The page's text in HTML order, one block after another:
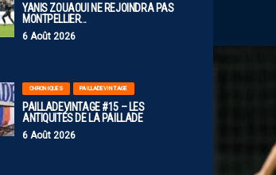
YANIS ZOUAOUI NE REJOINDRA PAS
MONTPELLIER…
6 Août 2026
CHRONIQUES PAILLADEVINTAGE
PAILLADEVINTAGE #15 – LES
ANTIQUITÉS DE LA PAILLADE
6 Août 2026